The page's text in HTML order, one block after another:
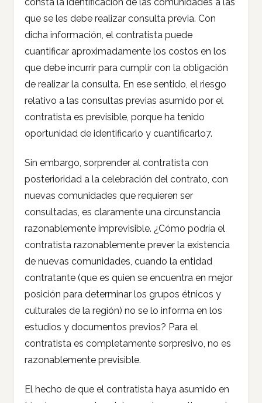
que se les debe realizar consulta previa. Con
dicha información, el contratista puede
cuantificar aproximadamente los costos en los
que debe incurrir para cumplir con la obligación
de realizar la consulta. En ese sentido, el riesgo
relativo a las consultas previas asumido por el
contratista es previsible, porque ha tenido
oportunidad de identificarlo y cuantificarlo7.
Sin embargo, sorprender al contratista con
posterioridad a la celebración del contrato, con
nuevas comunidades que requieren ser
consultadas, es claramente una circunstancia
razonablemente imprevisible. ¿Cómo podría el
contratista razonablemente prever la existencia
de nuevas comunidades, cuando la entidad
contratante (que es quien se encuentra en mejor
posición para determinar los grupos étnicos y
culturales de la región) no se lo informa en los
estudios y documentos previos? Para el
contratista es completamente sorpresivo, no es
razonablemente previsible.
El hecho de que el contratista haya asumido en